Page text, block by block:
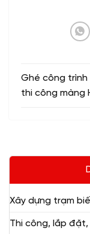
Xây dựng trạm
Thi công, lắp
Ghé công trình
thi công màng